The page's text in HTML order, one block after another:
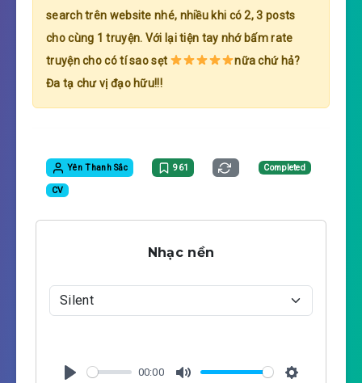
search trên website nhé, nhiều khi có 2, 3 posts
cho cùng 1 truyện. Với lại tiện tay nhớ bấm rate
truyện cho có tí sao sẹt
nữa chứ hả?
Đa tạ chư vị đạo hữu!!!
Yên Thanh Sắc 961 Completed
CV
Nhạc nền
00:00